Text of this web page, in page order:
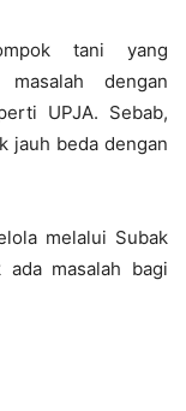
tani yang
dengan
UPJA. Sebab,
jauh beda dengan
melalui Subak
masalah bagi